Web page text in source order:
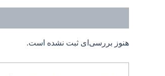
هنوز بررسی‌ای ثبت نشده است.